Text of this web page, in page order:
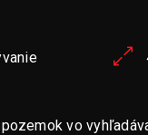
vo